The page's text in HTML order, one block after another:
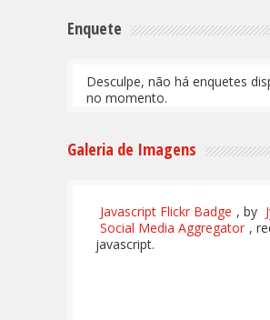
Enquete
Desculpe, não há enquetes
no momento.
Galeria de Imagens
Javascript Flickr Badge , by
Social Media Aggregator ,
javascript.